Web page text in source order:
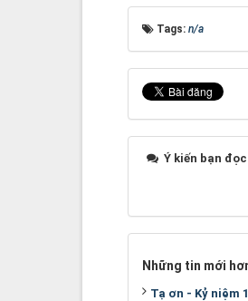
Tags: n/a
Ý kiến bạn đọc
Những tin mới
Tạ ơn - Kỷ niệm